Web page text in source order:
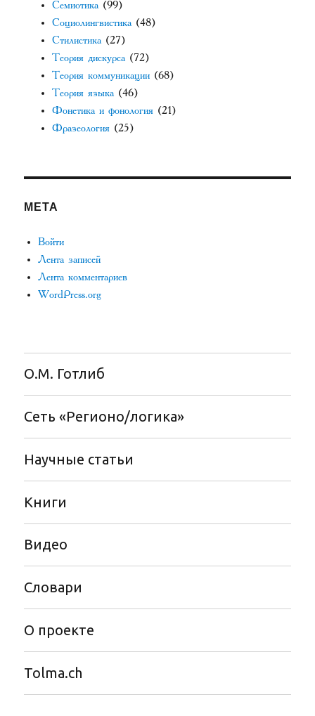
Семиотика (99)
Социолингвистика (48)
Стилистика (27)
Теория дискурса (72)
Теория коммуникации (68)
Теория языка (46)
Фонетика и фонология (21)
Фразеология (25)
МЕТА
Войти
Лента записей
Лента комментариев
WordPress.org
О.М. Готлиб
Сеть «Регионо/логика»
Научные статьи
Книги
Видео
Словари
О проекте
Tolma.ch